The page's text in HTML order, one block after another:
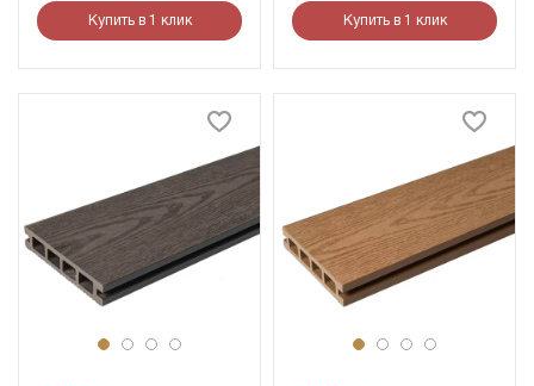
Купить в 1 клик Купить в 1 клик